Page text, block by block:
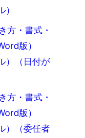
方・書式・
版）
）（日付が
方・書式・
版）
）（委任者